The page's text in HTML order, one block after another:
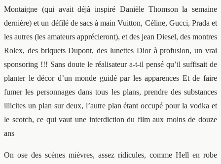
Montaigne (qui avait déjà inspiré Danièle Thomson la semaine
dernière) et un défilé de sacs à main Vuitton, Céline, Gucci, Prada et
les autres (les amateurs apprécieront), et des jean Diesel, des montres
Rolex, des briquets Dupont, des lunettes Dior à profusion, un vrai
sponsoring !!! Sans doute le réalisateur a-t-il pensé qu’il suffisait de
planter le décor d’un monde guidé par les apparences Et de faire
fumer les personnages dans tous les plans, prendre des substances
illicites un plan sur deux, l’autre plan étant occupé pour la vodka et
le scotch, ce qui vaut une interdiction du film aux moins de douze
ans
On ose des scènes mièvres, assez ridicules, comme Hell en robe